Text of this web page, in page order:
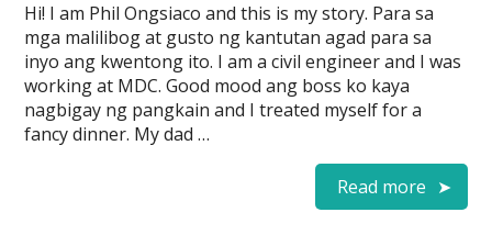
Hi! I am Phil Ongsiaco and this is my story. Para sa
mga malilibog at gusto ng kantutan agad para sa
inyo ang kwentong ito. I am a civil engineer and I was
working at MDC. Good mood ang boss ko kaya
nagbigay ng pangkain and I treated myself for a
fancy dinner. My dad …
Read more